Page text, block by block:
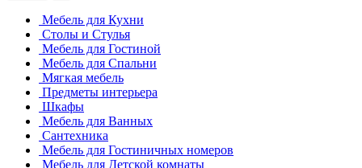
Мебель для Кухни
Столы и Стулья
Мебель для Гостиной
Мебель для Спальни
Мягкая мебель
Предметы интерьера
Шкафы
Мебель для Ванных
Сантехника
Мебель для Гостиничных номеров
Мебель для Детской комнаты